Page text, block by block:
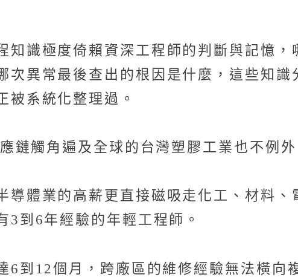
知識極度倚賴資深工程師的判斷與記憶
次異常最後查出的根因是什麼，這些知
被系統化整理過。
鏈觸角遍及全球的台灣塑膠工業也不例
導體業的高薪更直接磁吸走化工、材料
3到6年經驗的年輕工程師。
6到12個月，跨廠區的維修經驗無法橫向